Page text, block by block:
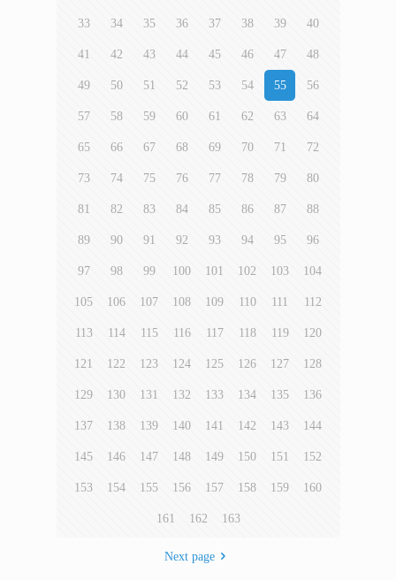
33 34 35 36 37 38 39 40
41 42 43 44 45 46 47 48
49 50 51 52 53 54 55 56
57 58 59 60 61 62 63 64
65 66 67 68 69 70 71 72
73 74 75 76 77 78 79 80
81 82 83 84 85 86 87 88
89 90 91 92 93 94 95 96
97 98 99 100 101 102 103 104
105 106 107 108 109 110 111 112
113 114 115 116 117 118 119 120
121 122 123 124 125 126 127 128
129 130 131 132 133 134 135 136
137 138 139 140 141 142 143 144
145 146 147 148 149 150 151 152
153 154 155 156 157 158 159 160
161 162 163
Next page